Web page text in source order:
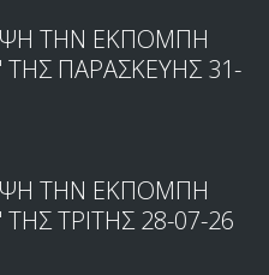
ΤΗΝ ΕΚΠΟΜΠΗ
ΤΗΣ ΠΑΡΑΣΚΕΥΗΣ 31-
ΤΗΝ ΕΚΠΟΜΠΗ
ΤΗΣ ΤΡΙΤΗΣ 28-07-26